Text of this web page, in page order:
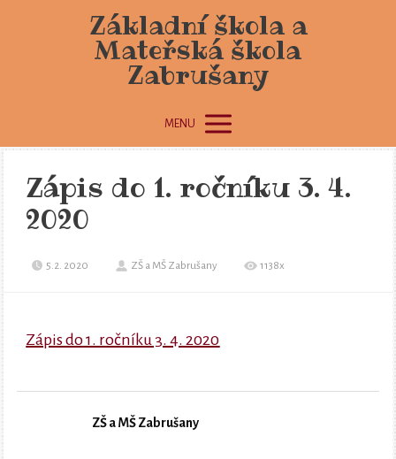
Základní škola a
Mateřská škola
Zabrušany
MENU
Zápis do 1. ročníku 3. 4.
2020
5.2. 2020 ZŠ a MŠ Zabrušany 1138x
Zápis do 1. ročníku 3. 4. 2020
ZŠ a MŠ Zabrušany